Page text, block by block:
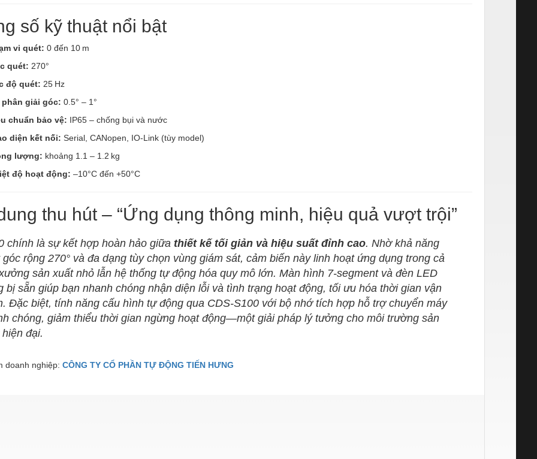
số kỹ thuật nổi bật
vi quét: 0 đến 10 m
quét: 270°
độ quét: 25 Hz
giải góc: 0.5° – 1°
chuẩn bảo vệ: IP65 – chống bụi và nước
diện kết nối: Serial, CANopen, IO-Link (tùy model)
lượng: khoảng 1.1 – 1.2 kg
độ hoạt động: –10°C đến +50°C
thu hút – “Ứng dụng thông minh, hiệu quả vượt trội”
chính là sự kết hợp hoàn hảo giữa thiết kế tối giản và hiệu suất đỉnh cao. Nhờ khả năng
góc rộng 270° và đa dạng tùy chọn vùng giám sát, cảm biến này linh hoạt ứng dụng trong cả
sản xuất nhỏ lẫn hệ thống tự động hóa quy mô lớn. Màn hình 7‑segment và đèn LED
bị sẵn giúp bạn nhanh chóng nhận diện lỗi và tình trạng hoạt động, tối ưu hóa thời gian vận
Đặc biệt, tính năng cấu hình tự động qua CDS‑S100 với bộ nhớ tích hợp hỗ trợ chuyển máy
chóng, giảm thiểu thời gian ngừng hoạt động—một giải pháp lý tưởng cho môi trường sản
đại.
doanh nghiệp: CÔNG TY CỔ PHẦN TỰ ĐỘNG TIẾN HƯNG